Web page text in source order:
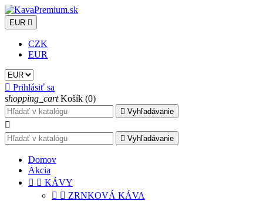
EUR 
CZK
EUR
 Prihlásiť sa
shopping_cart Košík (0)
 Vyhľadávanie

 Vyhľadávanie
Domov
Akcia
  KÁVY
  ZRNKOVÁ KÁVA